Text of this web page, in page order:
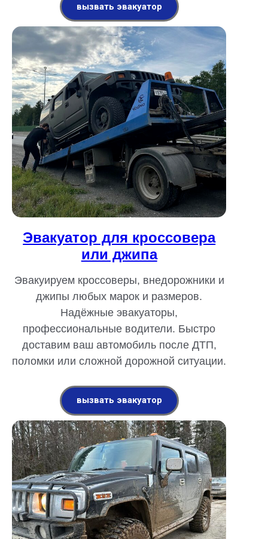
вызвать эвакуатор
Эвакуатор для кроссовера
или джипа
Эвакуируем кроссоверы, внедорожники и
джипы любых марок и размеров.
Надёжные эвакуаторы,
профессиональные водители. Быстро
доставим ваш автомобиль после ДТП,
поломки или сложной дорожной ситуации.
вызвать эвакуатор